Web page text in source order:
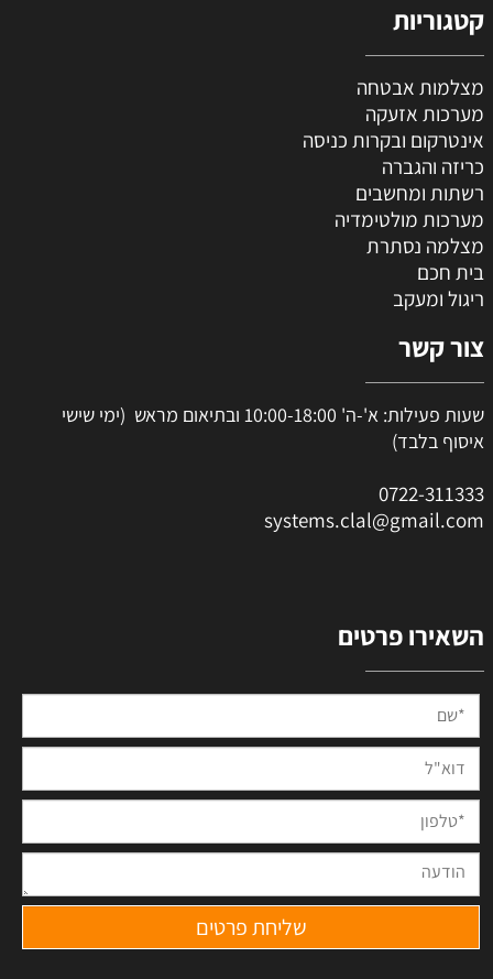
קטגוריות
מצלמות אבטחה
מערכות אזעקה
אינטרקום ובקרות כניסה
כריזה והגברה
רשתות ומחשבים
מערכות מולטימדיה
מצלמה נסתרת
בית חכם
ריגול ומעקב
צור קשר
שעות פעילות: א'-ה' 10:00-18:00 ובתיאום מראש (ימי שישי
איסוף בלבד)
0722-311333
systems.clal@gmail.com
השאירו פרטים